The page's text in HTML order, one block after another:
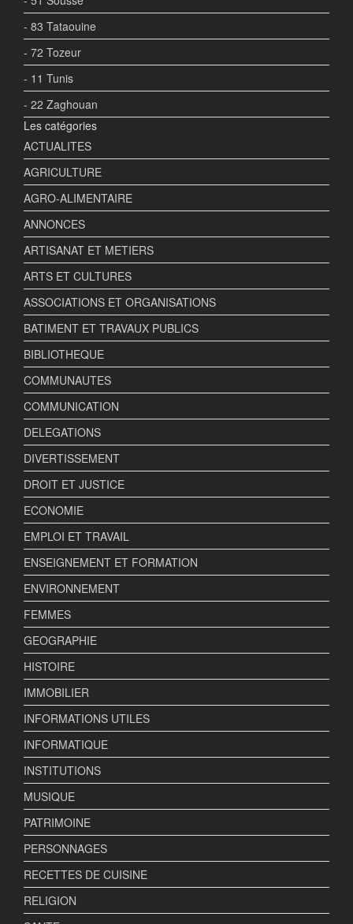
- 83 Tataouine
- 72 Tozeur
- 11 Tunis
- 22 Zaghouan
Les catégories
ACTUALITES
AGRICULTURE
AGRO-ALIMENTAIRE
ANNONCES
ARTISANAT ET METIERS
ARTS ET CULTURES
ASSOCIATIONS ET ORGANISATIONS
BATIMENT ET TRAVAUX PUBLICS
BIBLIOTHEQUE
COMMUNAUTES
COMMUNICATION
DELEGATIONS
DIVERTISSEMENT
DROIT ET JUSTICE
ECONOMIE
EMPLOI ET TRAVAIL
ENSEIGNEMENT ET FORMATION
ENVIRONNEMENT
FEMMES
GEOGRAPHIE
HISTOIRE
IMMOBILIER
INFORMATIONS UTILES
INFORMATIQUE
INSTITUTIONS
MUSIQUE
PATRIMOINE
PERSONNAGES
RECETTES DE CUISINE
RELIGION